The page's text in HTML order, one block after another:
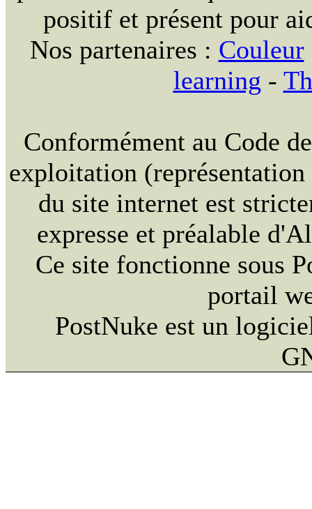
positif et présent pour
Nos partenaires : Couleur
learning -
Conformément au Code
exploitation
du site internet est
expresse et préalable
Ce site fonctionne sous
portail
PostNuke est un